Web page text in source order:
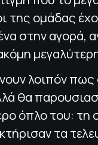
της ομάδας
στην αγορά,
λοιπόν πως
θα
όπλο του: τη
τα